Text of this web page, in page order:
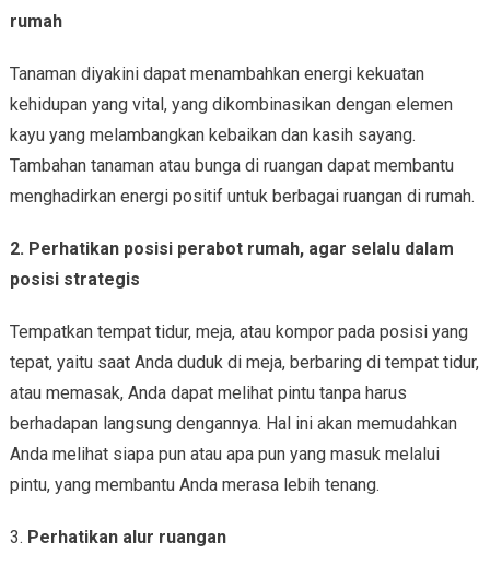
rumah
Tanaman diyakini dapat menambahkan energi kekuatan
kehidupan yang vital, yang dikombinasikan dengan elemen
kayu yang melambangkan kebaikan dan kasih sayang.
Tambahan tanaman atau bunga di ruangan dapat membantu
menghadirkan energi positif untuk berbagai ruangan di rumah.
2. Perhatikan posisi perabot rumah, agar selalu dalam
posisi strategis
Tempatkan tempat tidur, meja, atau kompor pada posisi yang
tepat, yaitu saat Anda duduk di meja, berbaring di tempat tidur,
atau memasak, Anda dapat melihat pintu tanpa harus
berhadapan langsung dengannya. Hal ini akan memudahkan
Anda melihat siapa pun atau apa pun yang masuk melalui
pintu, yang membantu Anda merasa lebih tenang.
3. Perhatikan alur ruangan